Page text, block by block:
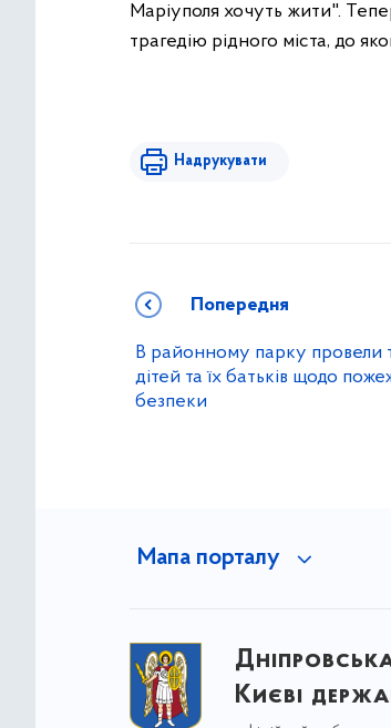
Маріуполя хочуть жити".
трагедію рідного міста, до
Надрукувати
Попередня
В районному парку провели
дітей та їх батьків щодо
безпеки
Мапа порталу
Києві